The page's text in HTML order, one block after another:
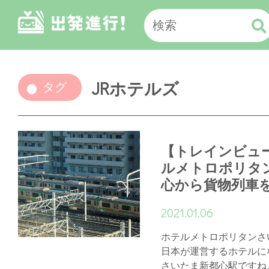
タグ JRホテルズ
【トレインビ
ルメトロポリタ
心から貨物列車
2021.01.06
ホテルメトロポリタン
日本が運営するホテル
さいたま新都心駅です